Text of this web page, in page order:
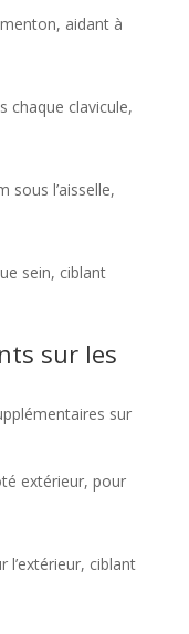
aidant à
chaque clavicule,
sous l’aisselle,
sein, ciblant
sur les
sur
extérieur, pour
l’extérieur, ciblant